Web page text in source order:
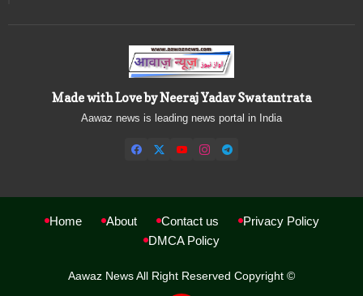
Made with Love by Neeraj Yadav Swatantrata
Aawaz news is leading news portal in India
Aawaz News All Right Reserved Copyright ©
Home About Contact us
Privacy Policy
DMCA Policy